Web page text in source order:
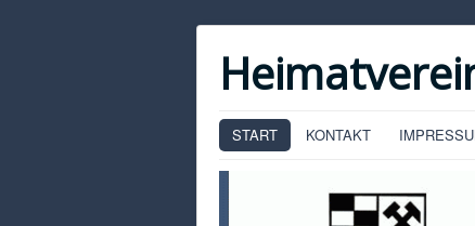
START KONTAKT